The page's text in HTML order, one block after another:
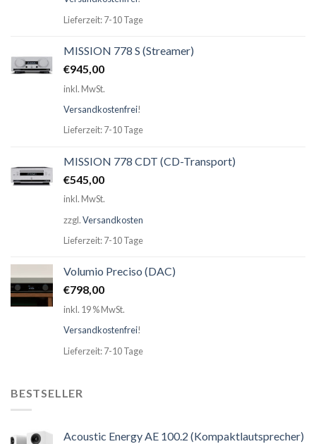
Lieferzeit: 7-10 Tage
MISSION 778 S (Streamer)
€945,00
inkl. MwSt.
Versandkostenfrei!
Lieferzeit: 7-10 Tage
MISSION 778 CDT (CD-Transport)
€545,00
inkl. MwSt.
zzgl.Versandkosten
Lieferzeit: 7-10 Tage
Volumio Preciso (DAC)
€798,00
inkl. 19 % MwSt.
Versandkostenfrei!
Lieferzeit: 7-10 Tage
BESTSELLER
Acoustic Energy AE 100.2 (Kompaktlautsprecher)